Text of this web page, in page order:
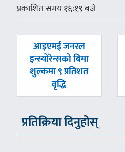
प्रकाशित समय १६:१९ बजे
पछिल्लाे
-
आइएमई जनरल
इन्स्योरेन्सको बिमा
शुल्कमा ९ प्रतिशत
वृद्धि
प्रतिक्रिया दिनुहोस्